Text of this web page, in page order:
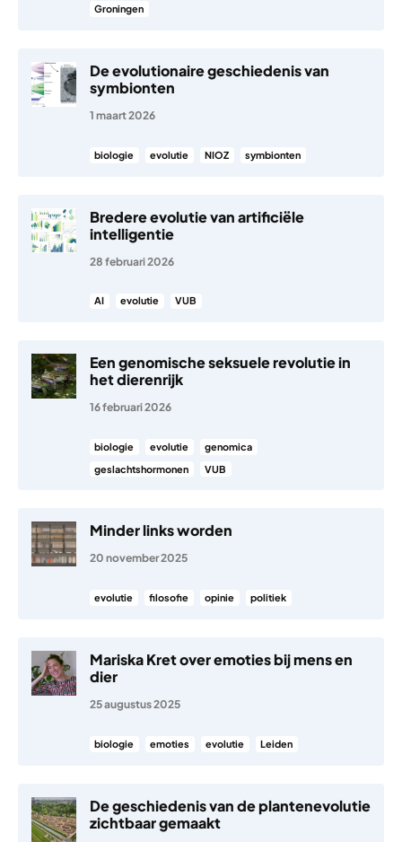
Groningen
De evolutionaire geschiedenis van
symbionten
1 maart 2026
biologie evolutie NIOZ symbionten
Bredere evolutie van artificiële
intelligentie
28 februari 2026
AI evolutie VUB
Een genomische seksuele revolutie in
het dierenrijk
16 februari 2026
biologie evolutie
genomica
geslachtshormonen
VUB
Minder links worden
20 november 2025
evolutie filosofie opinie politiek
Mariska Kret over emoties bij mens en
dier
25 augustus 2025
biologie emoties evolutie Leiden
De geschiedenis van de plantenevolutie
zichtbaar gemaakt